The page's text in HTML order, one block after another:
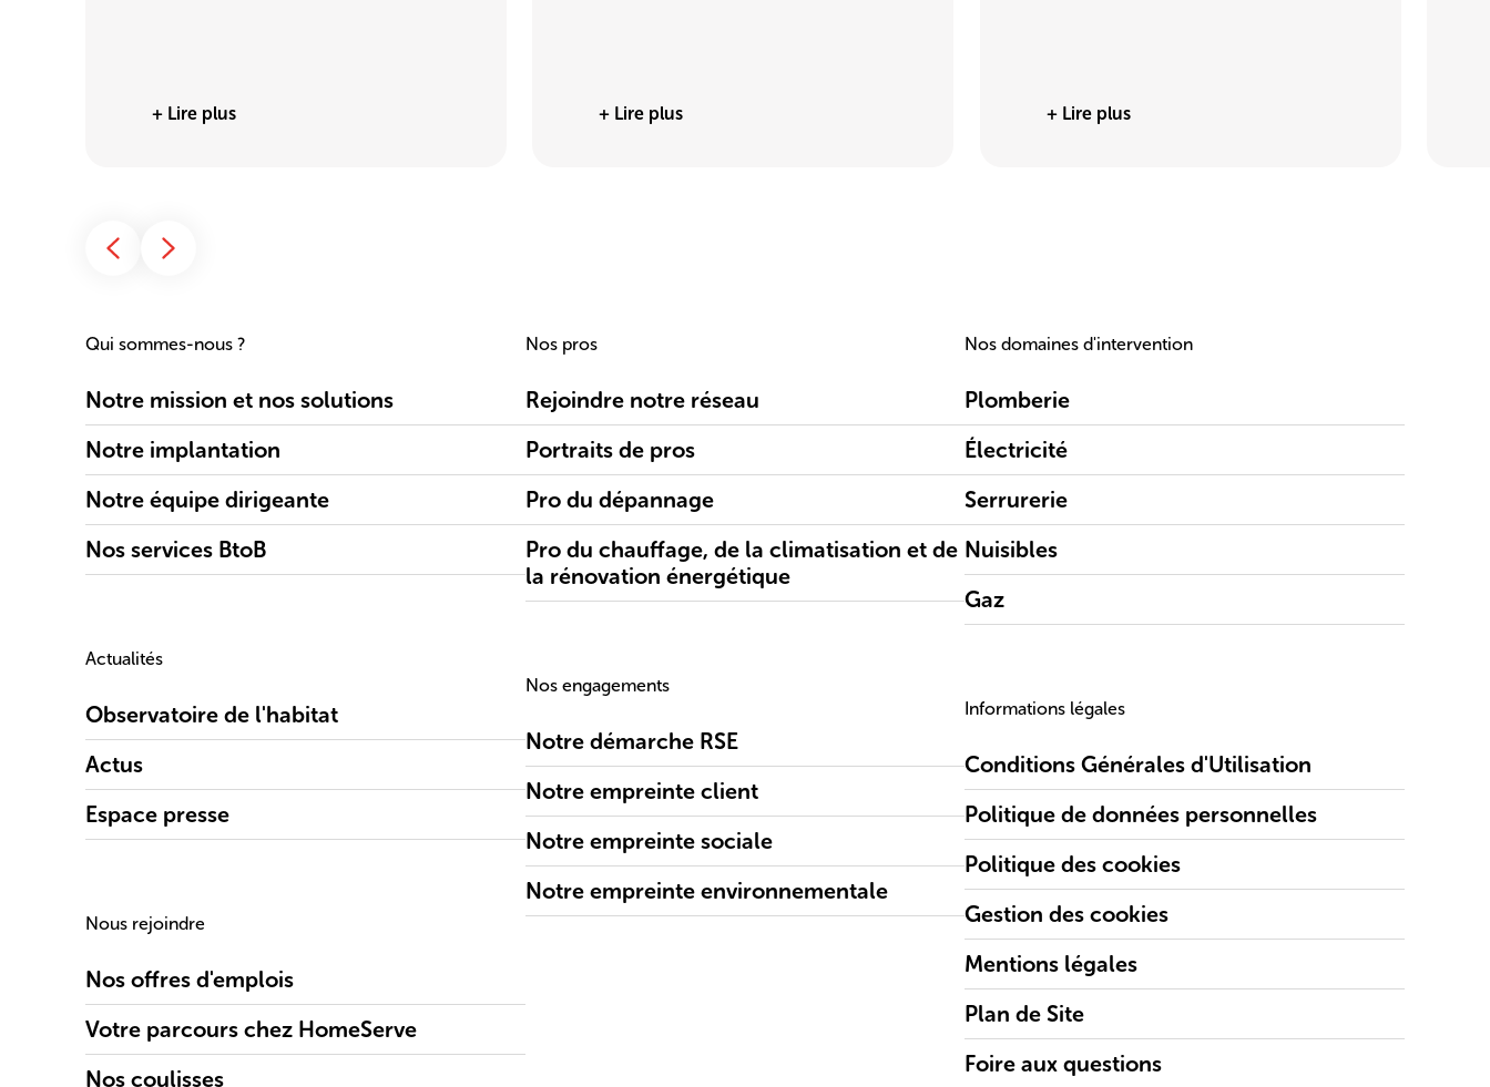
+ Lire plus + Lire plus + Lire plus
Qui sommes-nous ?
Notre mission et nos solutions
Notre implantation
Notre équipe dirigeante
Nos services BtoB
Actualités
Observatoire de l'habitat
Actus
Espace presse
Nous rejoindre
Nos offres d'emplois
Votre parcours chez HomeServe
Nos coulisses
Nos pros
Rejoindre notre réseau
Portraits de pros
Pro du dépannage
Pro du chauffage, de la climatisation et de
la rénovation énergétique
Nos engagements
Notre démarche RSE
Notre empreinte client
Notre empreinte sociale
Notre empreinte environnementale
Nos domaines d'intervention
Plomberie
Électricité
Serrurerie
Nuisibles
Gaz
Informations légales
Conditions Générales d'Utilisation
Politique de données personnelles
Politique des cookies
Gestion des cookies
Mentions légales
Plan de Site
Foire aux questions